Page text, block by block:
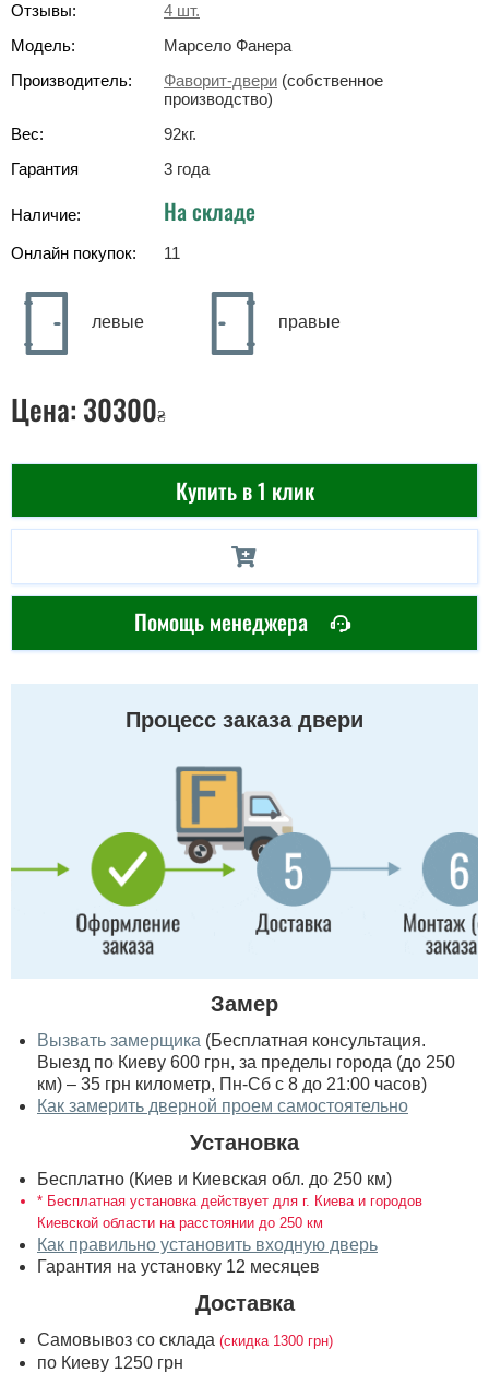
Отзывы:
4 шт.
Модель:
Марсело Фанера
Производитель:
Фаворит-двери (собственное
производство)
Вес:
92кг.
Гарантия
3 года
Наличие: На складе
Онлайн покупок: 11
левые правые
Цена: 30300₴
Купить в 1 клик
Помощь менеджера
Процесс заказа двери
Замер
Вызвать замерщика (Бесплатная консультация.
Выезд по Киеву 600 грн, за пределы города (до 250
км) – 35 грн километр, Пн-Сб с 8 до 21:00 часов)
Как замерить дверной проем самостоятельно
Установка
Бесплатно (Киев и Киевская обл. до 250 км)
* Бесплатная установка действует для г. Киева и городов
Киевской области на расстоянии до 250 км
Как правильно установить входную дверь
Гарантия на установку 12 месяцев
Доставка
Самовывоз со склада (скидка 1300 грн)
по Киеву 1250 грн